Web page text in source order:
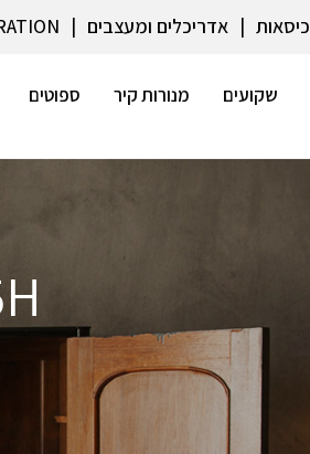
כיסאות אדריכלים ומעצבים
שקועים מנורות קיר ספוטים